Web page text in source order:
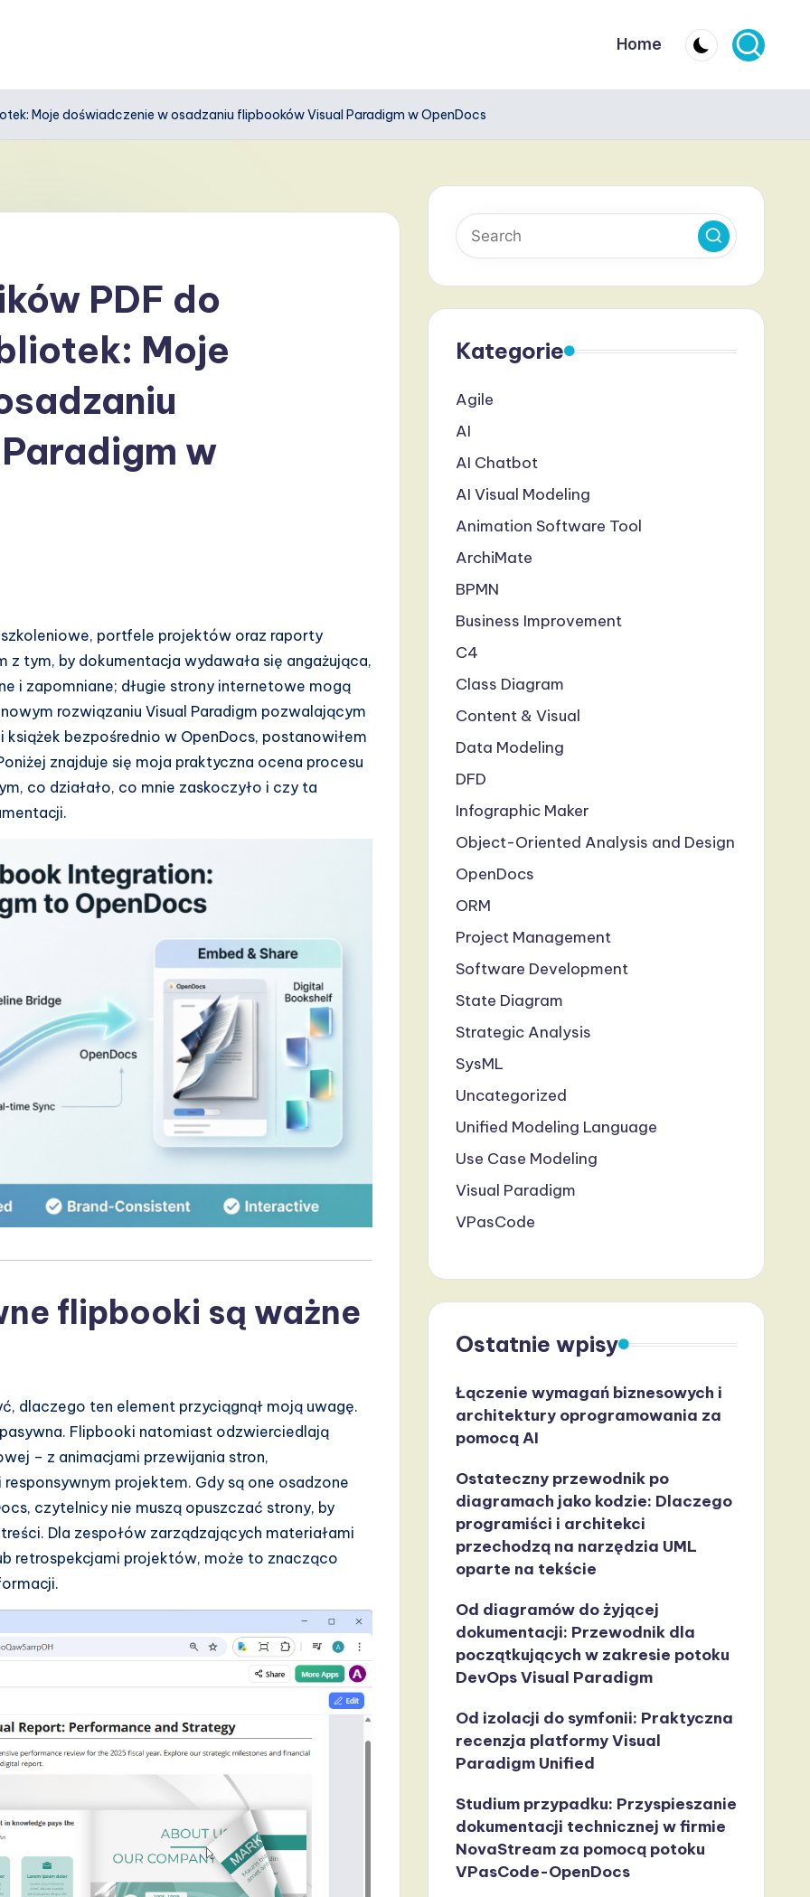
Home
Moje doświadczenie w osadzaniu flipbooków Visual Paradigm w OpenDocs
PDF do
Moje
w
portfele projektów oraz raporty
z tym, by dokumentacja wydawała się angażująca,
i zapomniane; długie strony internetowe mogą
rozwiązaniu Visual Paradigm pozwalającym
bezpośrednio w OpenDocs, postanowiłem
znajduje się moja praktyczna ocena procesu
co działało, co mnie zaskoczyło i czy ta
flipbooki są ważne
dlaczego ten element przyciągnął moją uwagę.
Flipbooki natomiast odzwierciedlają
– z animacjami przewijania stron,
projektem. Gdy są one osadzone
czytelnicy nie muszą opuszczać strony, by
Dla zespołów zarządzających materiałami
retrospekcjami projektów, może to znacząco
Kategorie
Agile
AI
AI Chatbot
AI Visual Modeling
Animation Software Tool
ArchiMate
BPMN
Business Improvement
C4
Class Diagram
Content & Visual
Data Modeling
DFD
Infographic Maker
Object-Oriented Analysis and Design
OpenDocs
ORM
Project Management
Software Development
State Diagram
Strategic Analysis
SysML
Uncategorized
Unified Modeling Language
Use Case Modeling
Visual Paradigm
VPasCode
Ostatnie wpisy
Łączenie wymagań biznesowych i
architektury oprogramowania za
pomocą AI
Ostateczny przewodnik po
diagramach jako kodzie: Dlaczego
programiści i architekci
przechodzą na narzędzia UML
oparte na tekście
Od diagramów do żyjącej
dokumentacji: Przewodnik dla
początkujących w zakresie potoku
DevOps Visual Paradigm
Od izolacji do symfonii: Praktyczna
recenzja platformy Visual
Paradigm Unified
Studium przypadku: Przyspieszanie
dokumentacji technicznej w firmie
NovaStream za pomocą potoku
VPasCode-OpenDocs